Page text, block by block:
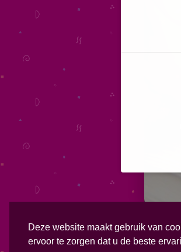
Deze website maakt gebruik van
ervoor te zorgen dat u de beste